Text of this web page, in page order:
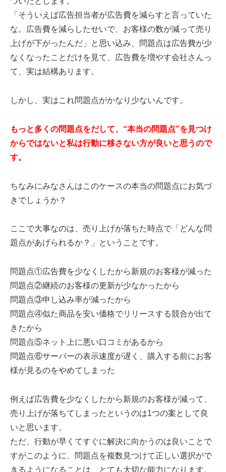
「そういえば広告担当者が広告費を減らすと言っていた
な。広告費を減らしたせいで、お客様の数が減って売り
上げが下がったんだ」と思い込み、問題点は広告費が少
なくなったことだけを見て、広告費を増やす会社さんっ
て、実は結構あります。
しかし、実はこれ問題点がかなり少ないんです。
もっと多くの問題点をだして、“本当の問題点”を見つけ
からではないと私は行動に移さない方が良いと思うので
す。
ちなみにみなさんはこのケースの本当の問題点にお気づ
きでしょうか？
ここで大事なのは、売り上げが落ちた時点で「どんな問
題点があげられるか？」ということです。
問題点①広告費を少なくしたから新規のお客様が減った
問題点②継続のお客様の更新が少なかったから
問題点③申し込み率が減ったから
問題点④似た商品を安い価格でリリースする競合が出て
きたから
問題点⑤ネット上に悪い口コミがあるから
問題点⑥サーバーの表示速度が遅く、購入する前にお客
様が見るのをやめてしまった
例えば広告費を少なくしたから新規のお客様が減って、
売り上げが落ちてしまったというのは1つの案として良
いと思います。
ただ、行動が早くてすぐに解決に向かうのは良いことで
すがこのように、問題点を複数見つけて正しい選択がで
きるようになることは、とても大切な能力になります。